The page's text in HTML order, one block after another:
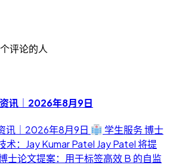
评论的人
讯｜2026年8月9日
讯｜2026年8月9日
学生服务 博士
术：Jay Kumar Patel Jay Patel 将提
士论文提案：用于标签高效 B 的自监